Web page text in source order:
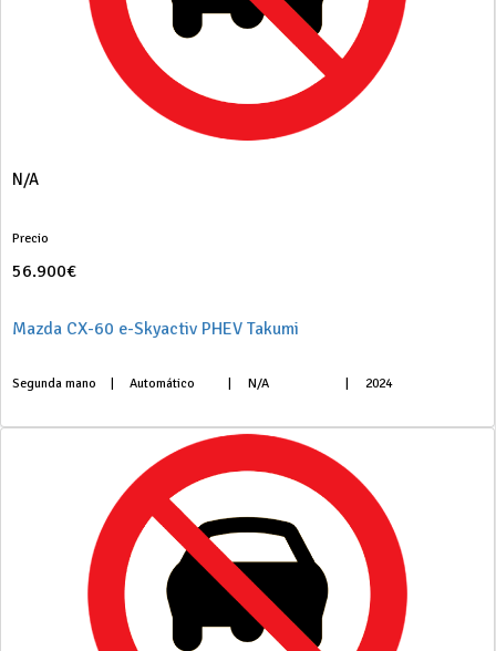
N/A
Precio
56.900€
Mazda CX-60 e-Skyactiv PHEV Takumi
Segunda mano Automático N/A 2024